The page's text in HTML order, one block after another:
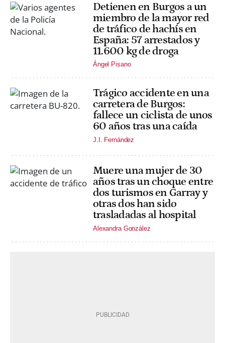
Detienen en Burgos a un
miembro de la mayor red
de tráfico de hachís en
España: 57 arrestados y
11.600 kg de droga
Ángel Pisano
Trágico accidente en una
carretera de Burgos:
fallece un ciclista de unos
60 años tras una caída
J.I. Fernández
Muere una mujer de 30
años tras un choque entre
dos turismos en Garray y
otras dos han sido
trasladadas al hospital
Alexandra González